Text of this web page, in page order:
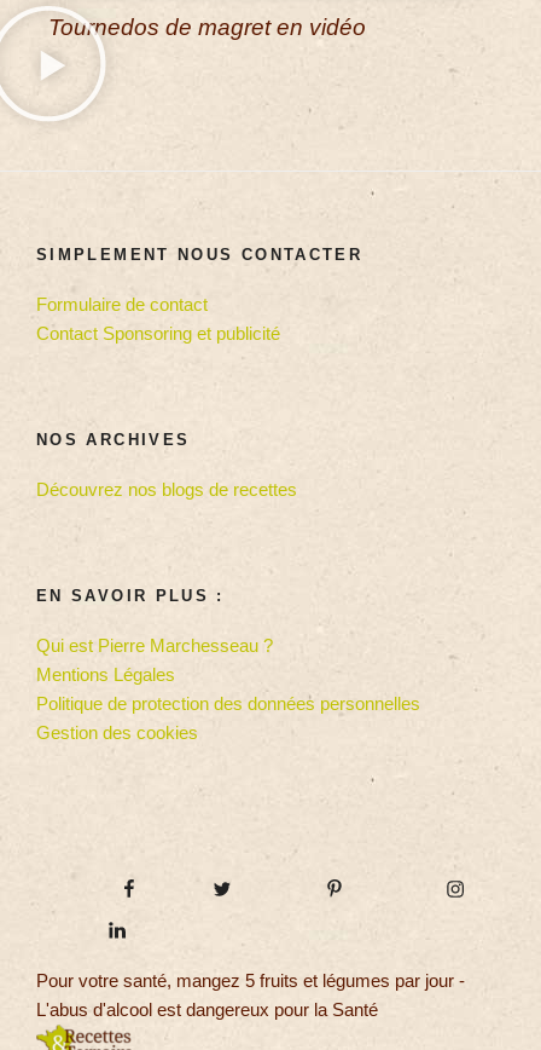
Tournedos de magret en vidéo
SIMPLEMENT NOUS CONTACTER
Formulaire de contact
Contact Sponsoring et publicité
NOS ARCHIVES
Découvrez nos blogs de recettes
EN SAVOIR PLUS :
Qui est Pierre Marchesseau ?
Mentions Légales
Politique de protection des données personnelles
Gestion des cookies
Pour votre santé, mangez 5 fruits et légumes par jour -
L'abus d'alcool est dangereux pour la Santé